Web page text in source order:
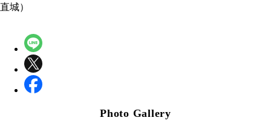
直城）
Photo Gallery